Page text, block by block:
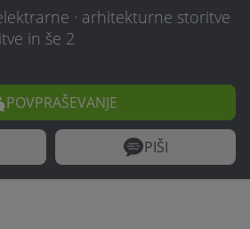
· arhitekturne storitve
in še 2
POVPRAŠEVANJE
PIŠI